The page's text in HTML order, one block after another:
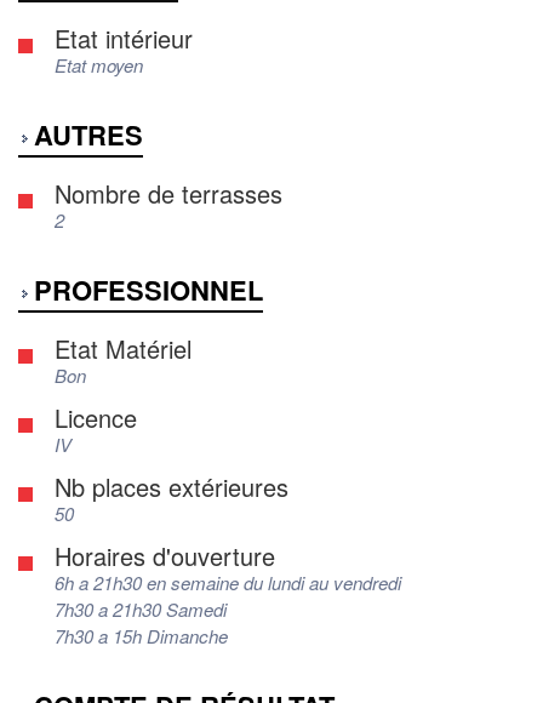
Etat intérieur
Etat moyen
AUTRES
Nombre de terrasses
2
PROFESSIONNEL
Etat Matériel
Bon
Licence
IV
Nb places extérieures
50
Horaires d'ouverture
6h a 21h30 en semaine du lundi au vendredi
7h30 a 21h30 Samedi
7h30 a 15h Dimanche